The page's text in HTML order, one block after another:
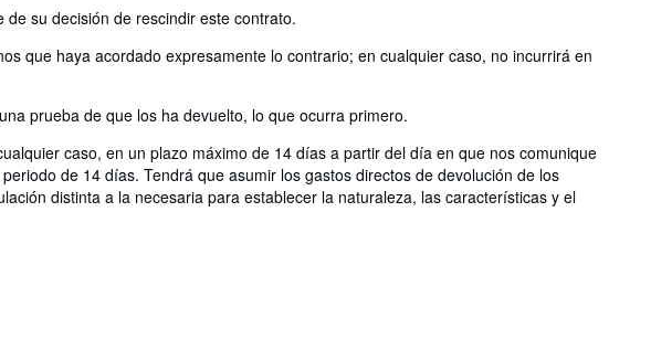
su decisión de rescindir este contrato.
que haya acordado expresamente lo contrario; en cualquier caso, no incurrirá en
prueba de que los ha devuelto, lo que ocurra primero.
caso, en un plazo máximo de 14 días a partir del día en que nos comunique
de 14 días. Tendrá que asumir los gastos directos de devolución de los
distinta a la necesaria para establecer la naturaleza, las características y el